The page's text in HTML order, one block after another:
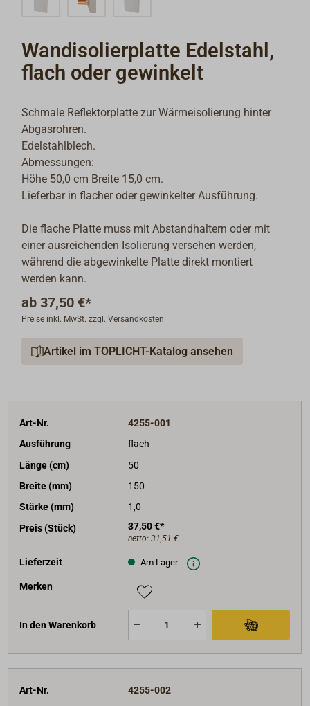
Wandisolierplatte Edelstahl,
flach oder gewinkelt
Schmale Reflektorplatte zur Wärmeisolierung hinter
Abgasrohren.
Edelstahlblech.
Abmessungen:
Höhe 50,0 cm Breite 15,0 cm.
Lieferbar in flacher oder gewinkelter Ausführung.
Die flache Platte muss mit Abstandhaltern oder mit
einer ausreichenden Isolierung versehen werden,
während die abgewinkelte Platte direkt montiert
werden kann.
ab 37,50 €*
Preise inkl. MwSt. zzgl. Versandkosten
Artikel im TOPLICHT-Katalog ansehen
Art-Nr.
4255-001
Ausführung
flach
Länge (cm)
50
Breite (mm)
150
Stärke (mm)
1,0
Preis (Stück)
37,50 €*
netto: 31,51 €
Lieferzeit Am Lager
Merken
In den Warenkorb
Art-Nr.
4255-002